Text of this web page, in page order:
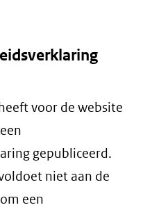
voor de website
gepubliceerd.
niet aan de
een